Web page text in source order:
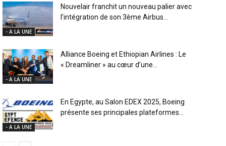
- A LA UNE
Nouvelair franchit un nouveau palier avec
l’intégration de son 3ème Airbus...
- A LA UNE
Alliance Boeing et Ethiopian Airlines : Le
« Dreamliner » au cœur d’une...
- A LA UNE
En Egypte, au Salon EDEX 2025, Boeing
présente ses principales plateformes...